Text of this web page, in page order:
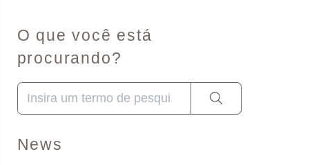
O que você está
procurando?
Quando estiverem disponíveis resultados de
News